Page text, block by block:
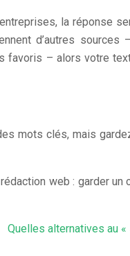
la réponse
d’autres sources
– alors votre
mots clés, mais
web : garder
Quelles alternatives au «